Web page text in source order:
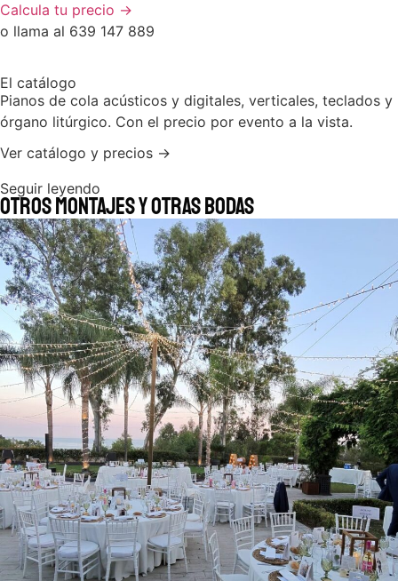
Calcula tu precio →
o llama al 639 147 889
El catálogo
Pianos de cola acústicos y digitales, verticales, teclados y
órgano litúrgico. Con el precio por evento a la vista.
Ver catálogo y precios →
Seguir leyendo
Otros montajes y otras bodas